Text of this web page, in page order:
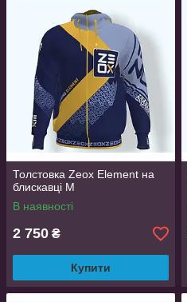
Толстовка Zeox Element на
блискавці M
В наявності
2 750 ₴
Купити